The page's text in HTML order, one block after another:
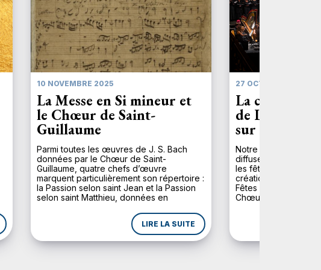
10 NOVEMBRE 2025
La Messe en Si mineur et
le Chœur de Saint-
Guillaume
Parmi toutes les œuvres de J. S. Bach
données par le Chœur de Saint-
Guillaume, quatre chefs d’œuvre
marquent particulièrement son répertoire :
la Passion selon saint Jean et la Passion
selon saint Matthieu, données en
moment de la Semaine sainte, l’Oratorio
de Noël présenté pendant la période de
LIRE LA SUITE
27 OCTOBRE 2025
La création
de Laurent
sur Accent4
Notre radio
diffuser le Requiem
les fêtes de la
création mondiale
Fêtes avec le Chœur
Chœur de Chambre